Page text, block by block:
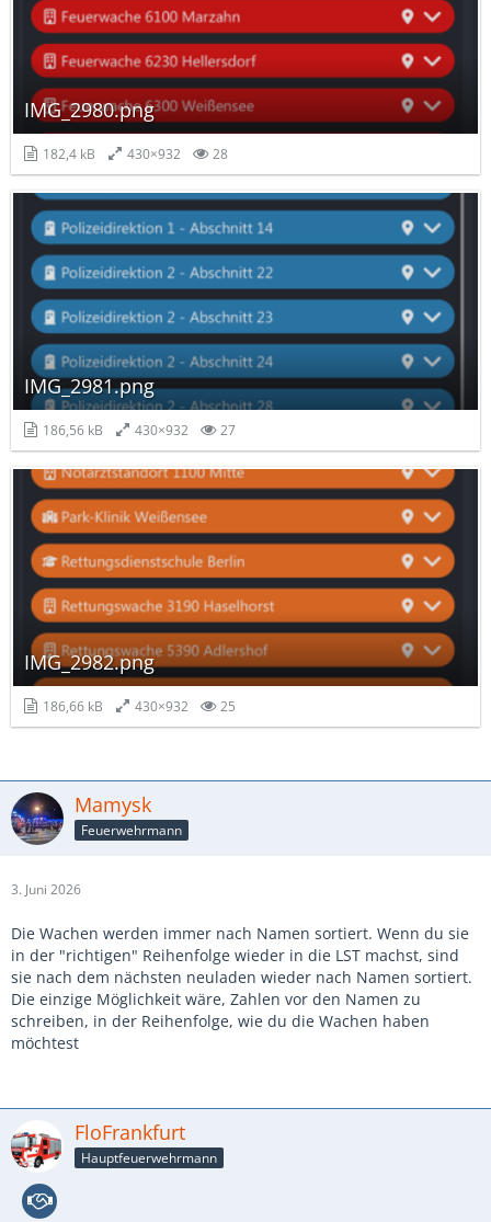
IMG_2980.png
182,4 kB 430×932 28
IMG_2981.png
186,56 kB 430×932 27
IMG_2982.png
186,66 kB 430×932 25
Mamysk
Feuerwehrmann
3. Juni 2026
Die Wachen werden immer nach Namen sortiert. Wenn du sie
in der "richtigen" Reihenfolge wieder in die LST machst, sind
sie nach dem nächsten neuladen wieder nach Namen sortiert.
Die einzige Möglichkeit wäre, Zahlen vor den Namen zu
schreiben, in der Reihenfolge, wie du die Wachen haben
möchtest
FloFrankfurt
Hauptfeuerwehrmann